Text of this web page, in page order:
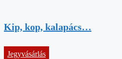
Jegyvásárlás
Kip, kop, kalapács…